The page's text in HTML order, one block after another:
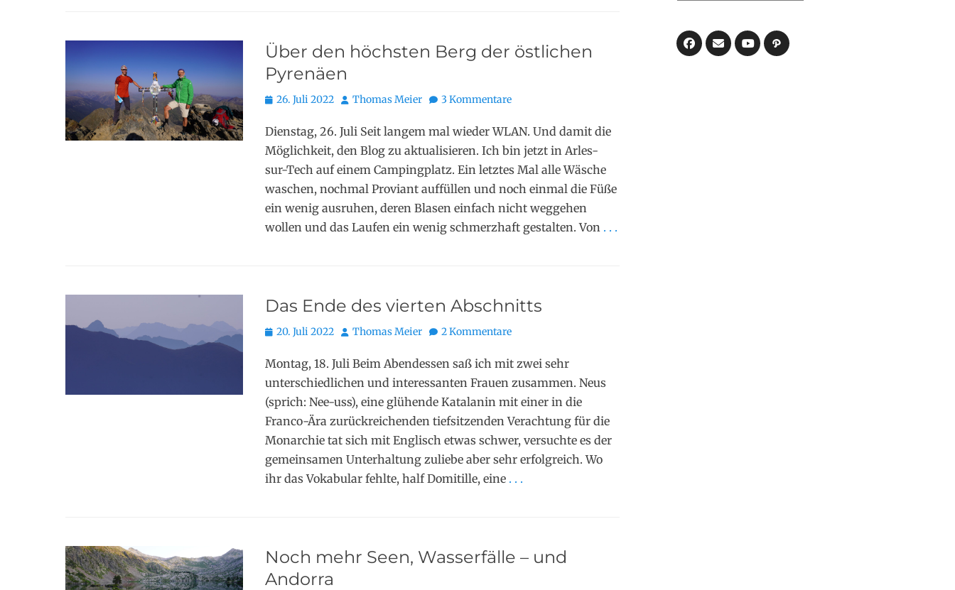
Über den höchsten Berg der östlichen
Pyrenäen
Posted
26. Juli 2022 Autor
Thomas Meier 3 Kommentare
Dienstag, 26. Juli Seit langem mal wieder WLAN. Und damit die
Möglichkeit, den Blog zu aktualisieren. Ich bin jetzt in Arles-
sur-Tech auf einem Campingplatz. Ein letztes Mal alle Wäsche
waschen, nochmal Proviant auffüllen und noch einmal die Füße
ein wenig ausruhen, deren Blasen einfach nicht weggehen
wollen und das Laufen ein wenig schmerzhaft gestalten. Von . . .
Das Ende des vierten Abschnitts
Posted
20. Juli 2022 Autor
Thomas Meier 2 Kommentare
Montag, 18. Juli Beim Abendessen saß ich mit zwei sehr
unterschiedlichen und interessanten Frauen zusammen. Neus
(sprich: Nee-uss), eine glühende Katalanin mit einer in die
Franco-Ära zurückreichenden tiefsitzenden Verachtung für die
Monarchie tat sich mit Englisch etwas schwer, versuchte es der
gemeinsamen Unterhaltung zuliebe aber sehr erfolgreich. Wo
ihr das Vokabular fehlte, half Domitille, eine . . .
Noch mehr Seen, Wasserfälle – und
Andorra
Facebook
E-
MailYouTube
Pfad